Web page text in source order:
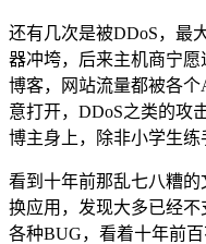
还有几次是被DDoS，最
器冲垮，后来主机商宁
博客，网站流量都被各
意打开，DDoS之类的攻
博主身上，除非小学生
看到十年前那乱七八糟
换应用，发现大多已经不
各种BUG，看着十年前